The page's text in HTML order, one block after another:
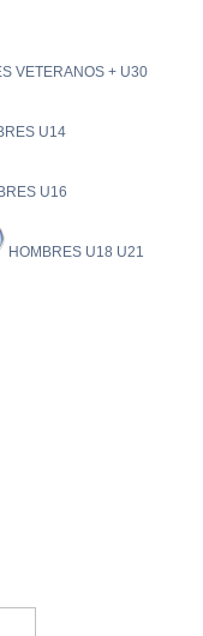
VETERANOS + U30
U14
U16
HOMBRES U18 U21